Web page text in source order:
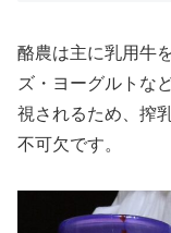
酪農は主に乳用牛
ズ・ヨーグルトな
視されるため、搾
不可欠です。